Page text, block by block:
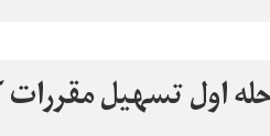
اول تسهیل مقررات